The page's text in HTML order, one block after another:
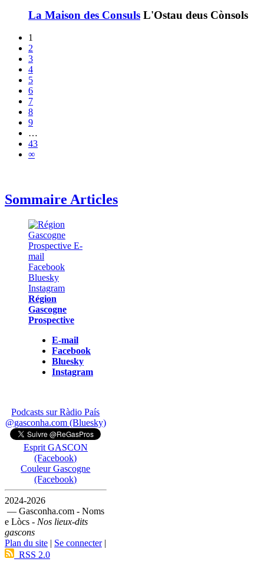
La Maison des Consuls L'Ostau deus Cònsols
1
2
3
4
5
6
7
8
9
…
43
∞
Sommaire Articles
Région
Gascogne
Prospective
E-mail
Facebook
Bluesky
Instagram
Podcasts sur Ràdio País
@gasconha.com (Bluesky)
Esprit GASCON
(Facebook)
Couleur Gascogne
(Facebook)
2024-2026
— Gasconha.com - Noms
e Lòcs - Nos lieux-dits
gascons
Plan du site | Se connecter|
RSS 2.0